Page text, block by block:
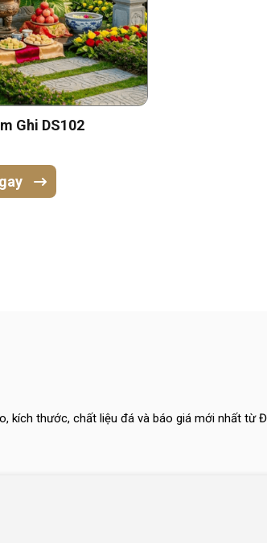
Ghi DS102
kích thước, chất liệu đá và báo giá mới nhất từ